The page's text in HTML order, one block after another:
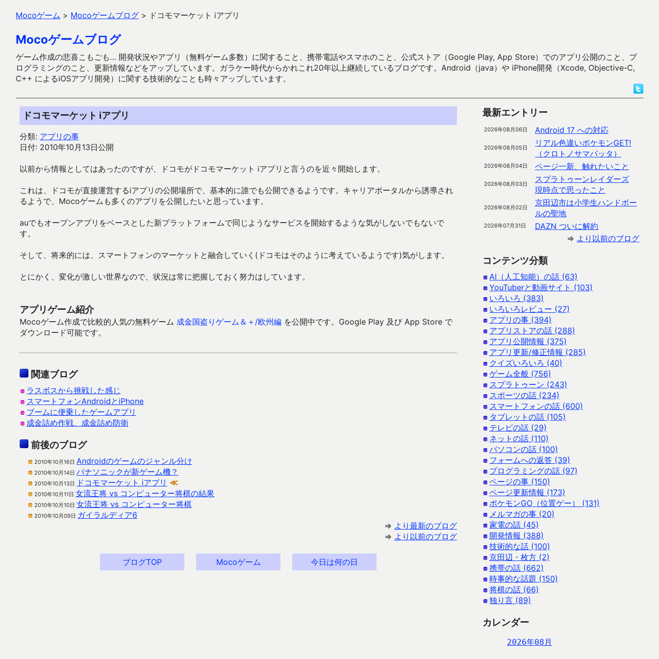
Mocoゲーム > Mocoゲームブログ > ドコモマーケット iアプリ
Mocoゲームブログ
ゲーム作成の悲喜こもごも… 開発状況やアプリ（無料ゲーム多数）に関すること、携帯電話やスマホのこと、公式ストア（Google Play, App Store）でのアプリ公開のこと、プ
ログラミングのこと、更新情報などをアップしています。ガラケー時代からかれこれ20年以上継続しているブログです。Android（java）や iPhone開発（Xcode, Objective-C,
C++ によるiOSアプリ開発）に関する技術的なことも時々アップしています。
ドコモマーケット iアプリ
分類: アプリの事
日付: 2010年10月13日公開
以前から情報としてはあったのですが、ドコモがドコモマーケット iアプリと言うのを近々開始します。
これは、ドコモが直接運営するiアプリの公開場所で、基本的に誰でも公開できるようです。キャリアポータルから誘導され
るようで、Mocoゲームも多くのアプリを公開したいと思っています。
auでもオープンアプリをベースとした新プラットフォームで同じようなサービスを開始するような気がしないでもないで
す。
そして、将来的には、スマートフォンのマーケットと融合していく(ドコモはそのように考えているようです)気がします。
とにかく、変化が激しい世界なので、状況は常に把握しておく努力はしています。
アプリゲーム紹介
Mocoゲーム作成で比較的人気の無料ゲーム 成金国盗りゲーム＆＋/欧州編 を公開中です。Google Play 及び App Store で
ダウンロード可能です。
関連ブログ
ラスボスから挑戦した感じ
スマートフォンAndroidとiPhone
ブームに便乗したゲームアプリ
成金詰め作戦、成金詰め防衛
前後のブログ
2010年10月16日 Androidのゲームのジャンル分け
2010年10月14日 パナソニックが新ゲーム機？
2010年10月13日 ドコモマーケット iアプリ ≪
2010年10月11日 女流王将 vs コンピューター将棋の結果
2010年10月10日 女流王将 vs コンピューター将棋
2010年10月09日 ガイラルディア6
⇒ より最新のブログ
⇒ より以前のブログ
ブログTOP Mocoゲーム 今日は何の日
最新エントリー
2026年08月06日 Android 17 への対応
2026年08月05日
リアル色違いポケモンGET!
（クロトノサマバッタ）
2026年08月04日 ページ一新、触れたいこと
2026年08月03日
スプラトゥーンレイダーズ
現時点で思ったこと
2026年08月02日
京田辺市は小学生ハンドボー
ルの聖地
2026年07月31日
DAZN ついに解約
⇒ より以前のブログ
コンテンツ分類
AI（人工知能）の話 (63)
YouTuberと動画サイト (103)
いろいろ (383)
いろいろレビュー (27)
アプリの事 (394)
アプリストアの話 (288)
アプリ公開情報 (375)
アプリ更新/修正情報 (285)
クイズいろいろ (40)
ゲーム全般 (756)
スプラトゥーン (243)
スポーツの話 (234)
スマートフォンの話 (600)
タブレットの話 (105)
テレビの話 (29)
ネットの話 (110)
パソコンの話 (100)
フォームへの返答 (39)
プログラミングの話 (97)
ページの事 (150)
ページ更新情報 (173)
ポケモンGO（位置ゲー） (131)
メルマガの事 (20)
家電の話 (45)
開発情報 (388)
技術的な話 (100)
京田辺・枚方 (2)
携帯の話 (662)
時事的な話題 (150)
将棋の話 (66)
独り言 (89)
カレンダー
2026年08月